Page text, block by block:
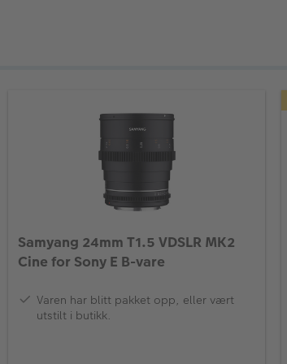
Samyang 24mm T1.5 VDSLR MK2
Cine for Sony E B-vare
Varen har blitt pakket opp, eller vært
utstilt i butikk.